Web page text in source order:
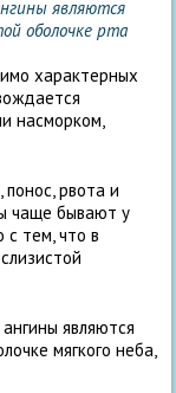
являются
оболочке рта
характерных
насморком,
рвота и
чаще бывают у
с тем, что в
являются
мягкого неба,